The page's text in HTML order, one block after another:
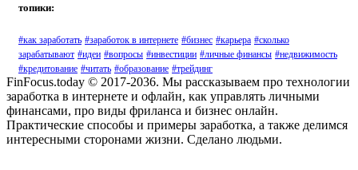
топики:
#как заработать #заработок в интернете #бизнес #карьера #сколько
зарабатывают #идеи #вопросы #инвестиции #личные финансы #недвижимость
#кредитование #читать #образование #трейдинг
FinFocus.today © 2017-2036. Мы рассказываем про технологии
заработка в интернете и офлайн, как управлять личными
финансами, про виды фриланса и бизнес онлайн.
Практические способы и примеры заработка, а также делимся
интересными сторонами жизни. Сделано людьми.